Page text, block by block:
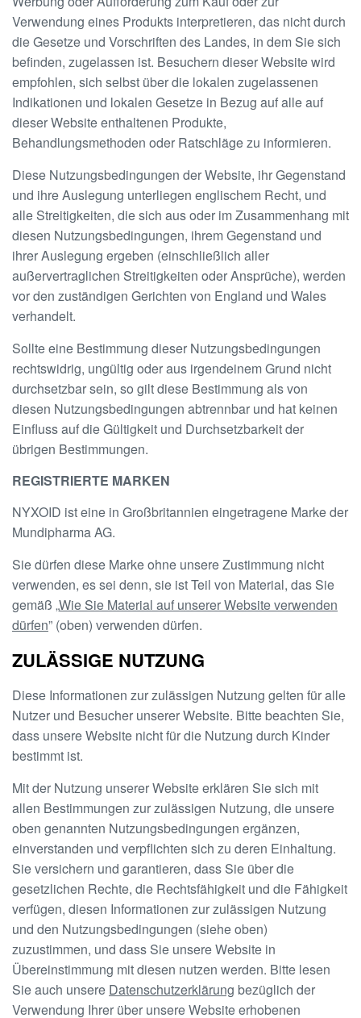
Verwendung eines Produkts interpretieren, das nicht durch
die Gesetze und Vorschriften des Landes, in dem Sie sich
befinden, zugelassen ist. Besuchern dieser Website wird
empfohlen, sich selbst über die lokalen zugelassenen
Indikationen und lokalen Gesetze in Bezug auf alle auf
dieser Website enthaltenen Produkte,
Behandlungsmethoden oder Ratschläge zu informieren.
Diese Nutzungsbedingungen der Website, ihr Gegenstand
und ihre Auslegung unterliegen englischem Recht, und
alle Streitigkeiten, die sich aus oder im Zusammenhang mit
diesen Nutzungsbedingungen, ihrem Gegenstand und
ihrer Auslegung ergeben (einschließlich aller
außervertraglichen Streitigkeiten oder Ansprüche), werden
vor den zuständigen Gerichten von England und Wales
verhandelt.
Sollte eine Bestimmung dieser Nutzungsbedingungen
rechtswidrig, ungültig oder aus irgendeinem Grund nicht
durchsetzbar sein, so gilt diese Bestimmung als von
diesen Nutzungsbedingungen abtrennbar und hat keinen
Einfluss auf die Gültigkeit und Durchsetzbarkeit der
übrigen Bestimmungen.
REGISTRIERTE MARKEN
NYXOID ist eine in Großbritannien eingetragene Marke der
Mundipharma AG.
Sie dürfen diese Marke ohne unsere Zustimmung nicht
verwenden, es sei denn, sie ist Teil von Material, das Sie
gemäß „Wie Sie Material auf unserer Website verwenden
dürfen” (oben) verwenden dürfen.
ZULÄSSIGE NUTZUNG
Diese Informationen zur zulässigen Nutzung gelten für alle
Nutzer und Besucher unserer Website. Bitte beachten Sie,
dass unsere Website nicht für die Nutzung durch Kinder
bestimmt ist.
Mit der Nutzung unserer Website erklären Sie sich mit
allen Bestimmungen zur zulässigen Nutzung, die unsere
oben genannten Nutzungsbedingungen ergänzen,
einverstanden und verpflichten sich zu deren Einhaltung.
Sie versichern und garantieren, dass Sie über die
gesetzlichen Rechte, die Rechtsfähigkeit und die Fähigkeit
verfügen, diesen Informationen zur zulässigen Nutzung
und den Nutzungsbedingungen (siehe oben)
zuzustimmen, und dass Sie unsere Website in
Übereinstimmung mit diesen nutzen werden. Bitte lesen
Sie auch unsere Datenschutzerklärung bezüglich der
Verwendung Ihrer über unsere Website erhobenen